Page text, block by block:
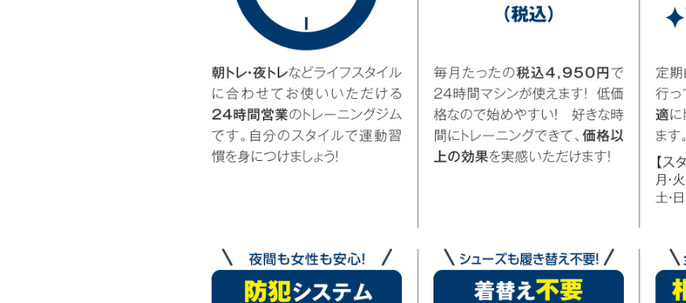
However, if you use an automatic
translated mechanically, so it may
not be an accurate translation.
The translation may differ from the
original content. We ask that you
fully understand this before using
the service.